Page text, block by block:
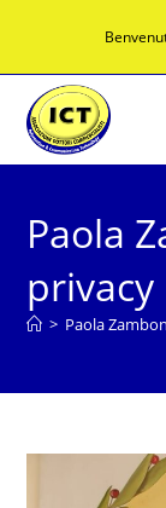
contenuto
Paola
privacy
> Paola